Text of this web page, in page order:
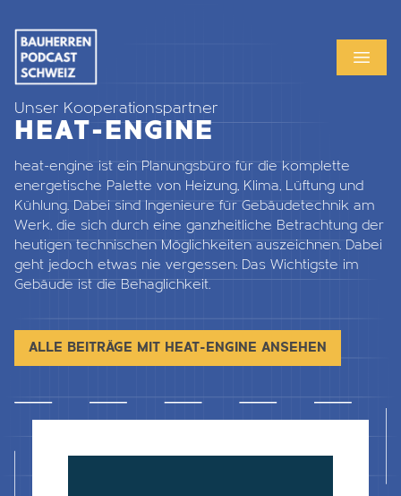
Unser Kooperationspartner
HEAT-ENGINE
heat-engine ist ein Planungsbüro für die komplette
energetische Palette von Heizung, Klima, Lüftung und
Kühlung. Dabei sind Ingenieure für Gebäudetechnik am
Werk, die sich durch eine ganzheitliche Betrachtung der
heutigen technischen Möglichkeiten auszeichnen. Dabei
geht jedoch etwas nie vergessen: Das Wichtigste im
Gebäude ist die Behaglichkeit.
ALLE BEITRÄGE MIT HEAT-ENGINE ANSEHEN